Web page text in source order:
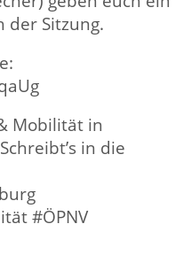
der Sitzung.
Mobilität in
in die
#ÖPNV